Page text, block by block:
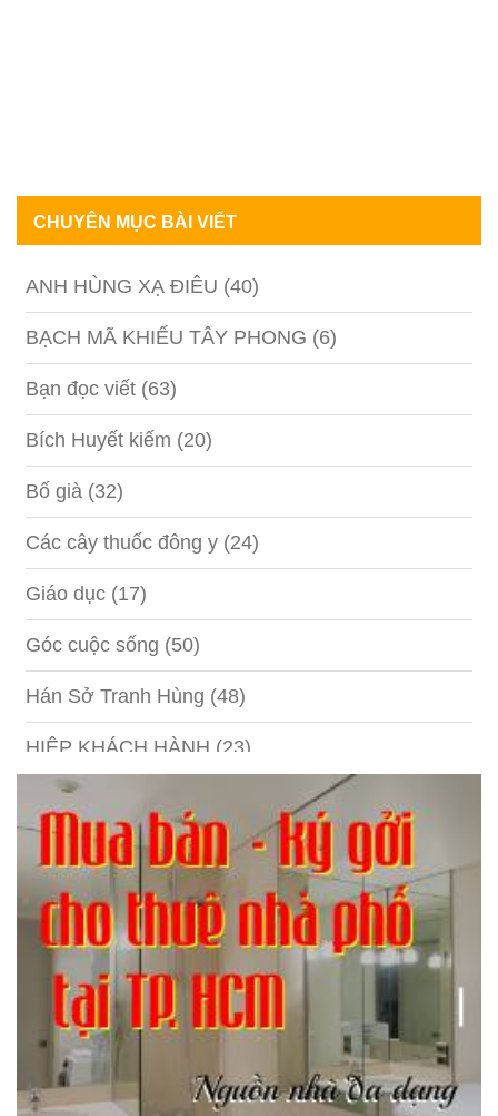
CHUYÊN MỤC BÀI VIẾT
ANH HÙNG XẠ ĐIÊU (40)
BẠCH MÃ KHIẾU TÂY PHONG (6)
Bạn đọc viết (63)
Bích Huyết kiếm (20)
Bố già (32)
Các cây thuốc đông y (24)
Giáo dục (17)
Góc cuộc sống (50)
Hán Sở Tranh Hùng (48)
HIỆP KHÁCH HÀNH (23)
Hồng lâu mộng
(1)
Kỹ năng(18)
Liên Thành quyết(13)
LỘC ĐỈNH KÝ
Nước ngoài
Phi Hồ ngoại truyện (21)